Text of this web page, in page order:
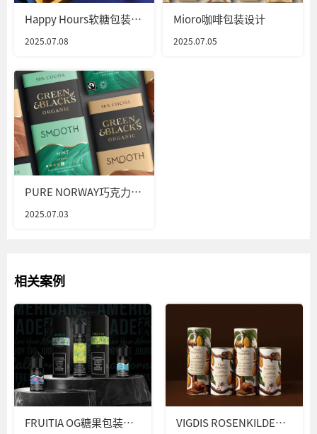
Happy Hours软糖包装设
2025.07.08
Mioro咖啡包装设计
2025.07.05
PURE NORWAY巧克力包
2025.07.03
相关案例
FRUITIA OG糖果包装设
VIGDIS ROSENKILDE巧